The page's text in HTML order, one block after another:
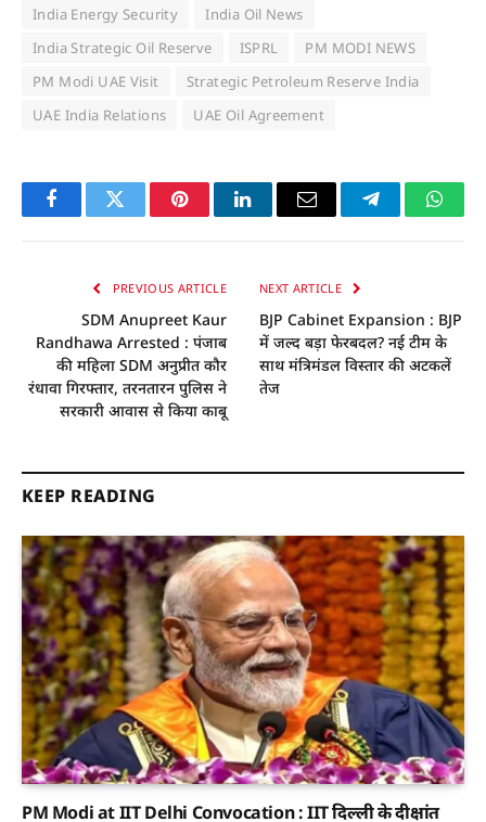
India Energy Security
India Oil News
India Strategic Oil Reserve
ISPRL
PM MODI NEWS
PM Modi UAE Visit
Strategic Petroleum Reserve India
UAE India Relations
UAE Oil Agreement
FacebookTwitter PinterestLinkedInEmail Telegram
PREVIOUS ARTICLE
SDM Anupreet Kaur
Randhawa Arrested : पंजाब
की महिला SDM अनुप्रीत कौर
रंधावा गिरफ्तार, तरनतारन पुलिस ने
सरकारी आवास से किया काबू
NEXT ARTICLE
BJP Cabinet Expansion : BJP
में जल्द बड़ा फेरबदल? नई टीम के
साथ मंत्रिमंडल विस्तार की अटकलें
तेज
KEEP READING
PM Modi at IIT Delhi Convocation : IIT दिल्ली के दीक्षांत